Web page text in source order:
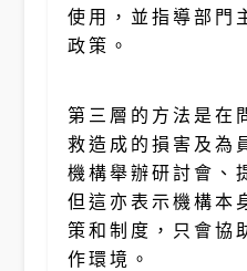
使用，並指導部門
政策。
第三層的方法是在
救造成的損害及為
機構舉辦研討會、
但這亦表示機構本
策和制度，只會協
作環境。